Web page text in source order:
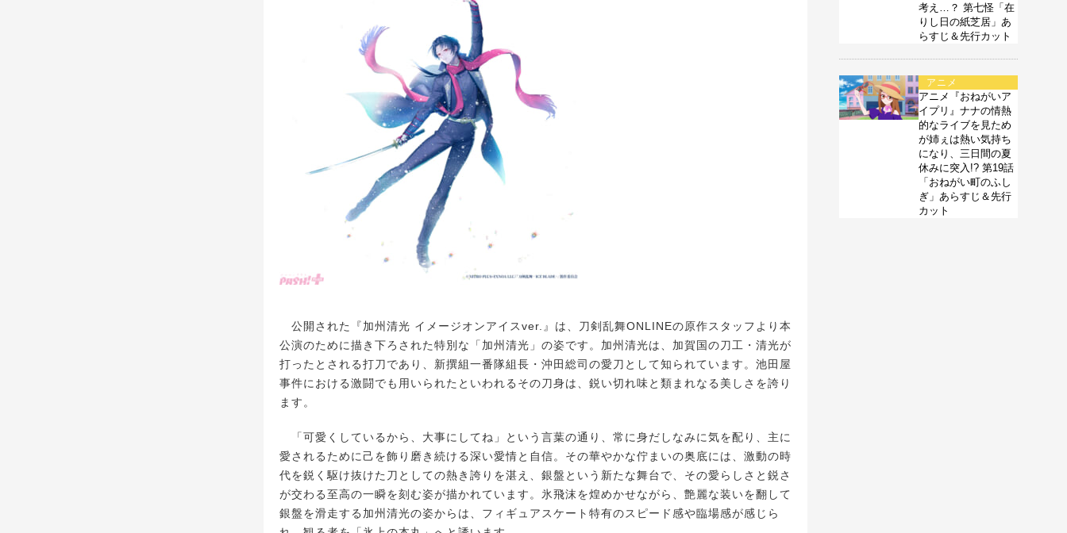
公開された『加州清光 イメージオンアイスver.』は、刀剣乱舞ONLINEの原作スタッフより本
公演のために描き下ろされた特別な「加州清光」の姿です。加州清光は、加賀国の刀工・清光が
打ったとされる打刀であり、新撰組一番隊組長・沖田総司の愛刀として知られています。池田屋
事件における激闘でも用いられたといわれるその刀身は、鋭い切れ味と類まれなる美しさを誇り
ます。
「可愛くしているから、大事にしてね」という言葉の通り、常に身だしなみに気を配り、主に
愛されるために己を飾り磨き続ける深い愛情と自信。その華やかな佇まいの奥底には、激動の時
代を鋭く駆け抜けた刀としての熱き誇りを湛え、銀盤という新たな舞台で、その愛らしさと鋭さ
が交わる至高の一瞬を刻む姿が描かれています。氷飛沫を煌めかせながら、艶麗な装いを翻して
銀盤を滑走する加州清光の姿からは、フィギュアスケート特有のスピード感や臨場感が感じら
考え…？ 第七怪「在
りし日の紙芝居」あ
らすじ＆先行カット
アニメ
アニメ『おねがいア
イプリ』ナナの情熱
的なライブを見ため
が姉ぇは熱い気持ち
になり、三日間の夏
休みに突入!? 第19話
「おねがい町のふし
ぎ」あらすじ＆先行
カット